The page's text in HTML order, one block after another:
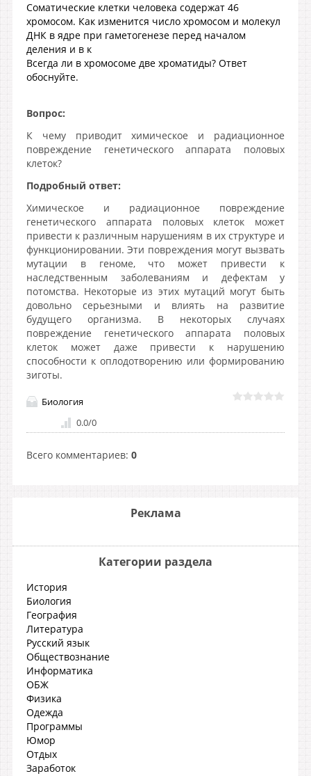
Соматические клетки человека содержат 46
хромосом. Как изменится число хромосом и молекул
ДНК в ядре при гаметогенезе перед началом
деления и в к
Всегда ли в хромосоме две хроматиды? Ответ
обоснуйте.
Вопрос:
К чему приводит химическое и радиационное
повреждение генетического аппарата половых
клеток?
Подробный ответ:
Химическое и радиационное повреждение
генетического аппарата половых клеток может
привести к различным нарушениям в их структуре и
функционировании. Эти повреждения могут вызвать
мутации в геноме, что может привести к
наследственным заболеваниям и дефектам у
потомства. Некоторые из этих мутаций могут быть
довольно серьезными и влиять на развитие
будущего организма. В некоторых случаях
повреждение генетического аппарата половых
клеток может даже привести к нарушению
способности к оплодотворению или формированию
зиготы.
Биология
0.0/0
Всего комментариев: 0
Реклама
Категории раздела
История
Биология
География
Литература
Русский язык
Обществознание
Информатика
ОБЖ
Физика
Одежда
Программы
Юмор
Отдых
Заработок